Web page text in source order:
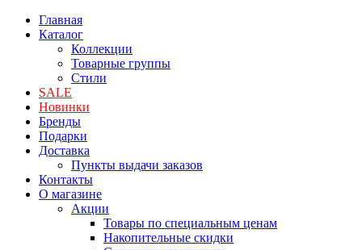
Главная
Каталог
Коллекции
Товарные группы
Стили
SALE
Новинки
Бренды
Подарки
Доставка
Пункты выдачи заказов
Контакты
О магазине
Акции
Товары по специальным ценам
Накопительные скидки